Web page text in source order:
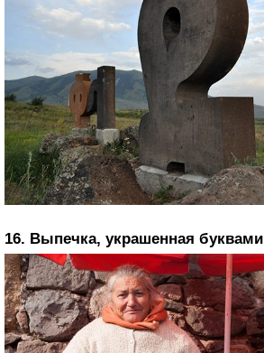
16. Выпечка, украшенная буквами